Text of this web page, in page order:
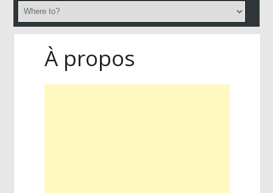
À propos